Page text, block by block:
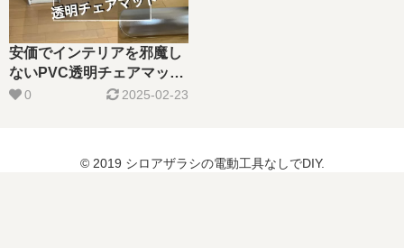
安価でインテリアを邪魔し
ないPVC透明チェアマット
がおすすめ！
0 2025-02-23
© 2019 シロアザラシの電動工具なしでDIY.